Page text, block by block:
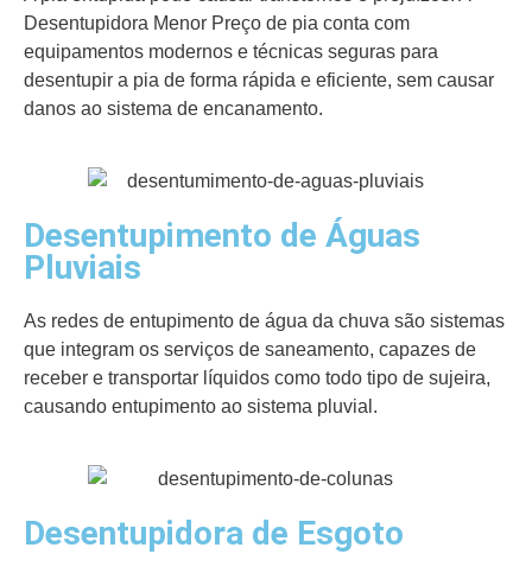
Desentupidora Menor Preço de pia conta com
equipamentos modernos e técnicas seguras para
desentupir a pia de forma rápida e eficiente, sem causar
danos ao sistema de encanamento.
Desentupimento de Águas
Pluviais
As redes de entupimento de água da chuva são sistemas
que integram os serviços de saneamento, capazes de
receber e transportar líquidos como todo tipo de sujeira,
causando entupimento ao sistema pluvial.
Desentupidora de Esgoto